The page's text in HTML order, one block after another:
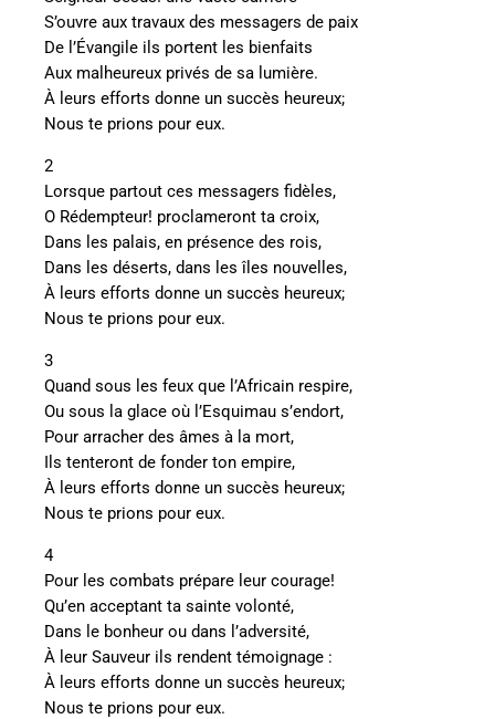
S’ouvre aux travaux des messagers de paix
De l’Évangile ils portent les bienfaits
Aux malheureux privés de sa lumière.
À leurs efforts donne un succès heureux;
Nous te prions pour eux.
2
Lorsque partout ces messagers fidèles,
O Rédempteur! proclameront ta croix,
Dans les palais, en présence des rois,
Dans les déserts, dans les îles nouvelles,
À leurs efforts donne un succès heureux;
Nous te prions pour eux.
3
Quand sous les feux que l’Africain respire,
Ou sous la glace où l’Esquimau s’endort,
Pour arracher des âmes à la mort,
Ils tenteront de fonder ton empire,
À leurs efforts donne un succès heureux;
Nous te prions pour eux.
4
Pour les combats prépare leur courage!
Qu’en acceptant ta sainte volonté,
Dans le bonheur ou dans l’adversité,
À leur Sauveur ils rendent témoignage :
À leurs efforts donne un succès heureux;
Nous te prions pour eux.